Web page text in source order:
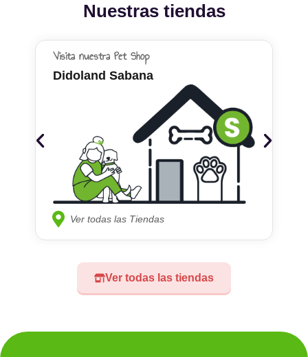
Nuestras tiendas
Ver todas las tiendas
Visita nuestra Pet Shop
Didoland Sabana
Ver todas las Tiendas